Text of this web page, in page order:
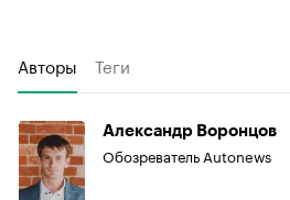
Авторы Теги
Александр Воронцов
Обозреватель Autonews